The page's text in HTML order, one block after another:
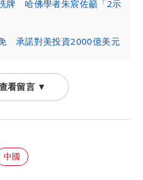
牌 哈佛學者朱宸佐籲「2示
承諾對美投資2000億美元
看留言 ▼
中國